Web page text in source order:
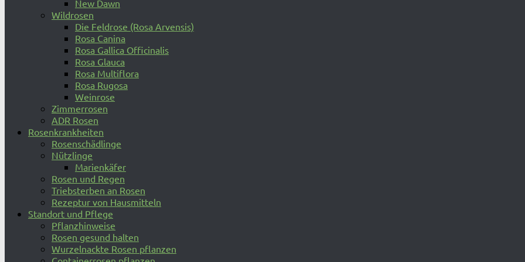
New Dawn
Wildrosen
Die Feldrose (Rosa Arvensis)
Rosa Canina
Rosa Gallica Officinalis
Rosa Glauca
Rosa Multiflora
Rosa Rugosa
Weinrose
Zimmerrosen
ADR Rosen
Rosenkrankheiten
Rosenschädlinge
Nützlinge
Marienkäfer
Rosen und Regen
Triebsterben an Rosen
Rezeptur von Hausmitteln
Standort und Pflege
Pflanzhinweise
Rosen gesund halten
Wurzelnackte Rosen pflanzen